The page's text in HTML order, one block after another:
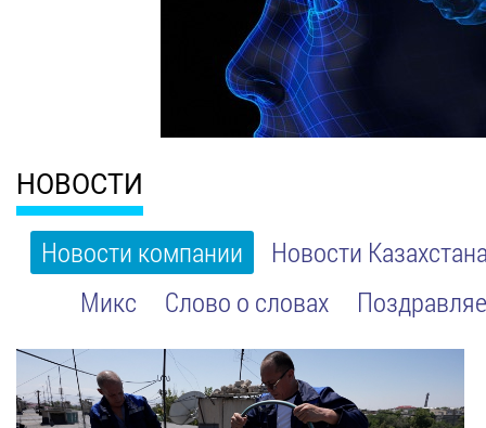
НОВОСТИ
Новости компании
Новости
Микс
Слово о словах